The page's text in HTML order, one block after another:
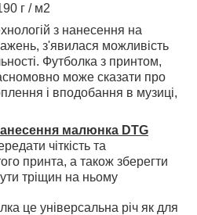
г / м2
з нанесення на
з'явилася можливість
Футболка з принтом,
може сказати про
і вподобання в музиці,
малюнка DTG
чіткість та
принта, а також зберегти
тріщин на ньому
це універсальна річ як для